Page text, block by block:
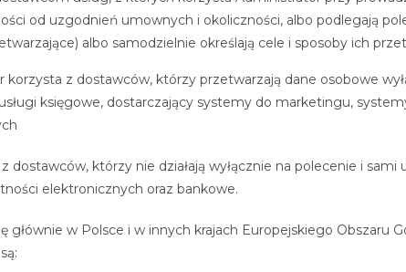
od uzgodnień umownych i okoliczności, albo podlegają
albo samodzielnie określają cele i sposoby ich
korzysta z dostawców, którzy przetwarzają dane osobowe
księgowe, dostarczający systemy do marketingu,
dostawców, którzy nie działają wyłącznie na polecenie i
elektronicznych oraz bankowe.
głównie w Polsce i w innych krajach Europejskiego Obszaru